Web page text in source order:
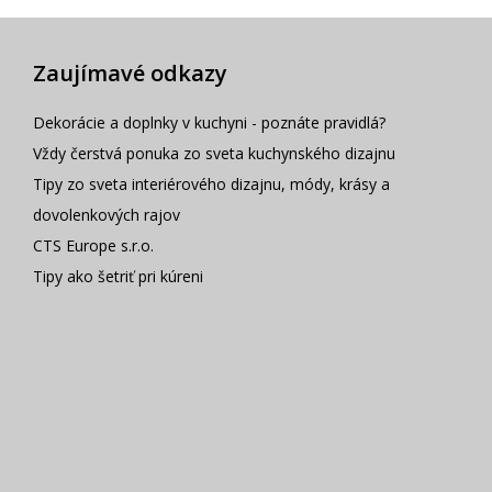
Zaujímavé odkazy
Dekorácie a doplnky v kuchyni - poznáte pravidlá?
Vždy čerstvá ponuka zo sveta kuchynského dizajnu
Tipy zo sveta interiérového dizajnu, módy, krásy a
dovolenkových rajov
CTS Europe s.r.o.
Tipy ako šetriť pri kúreni